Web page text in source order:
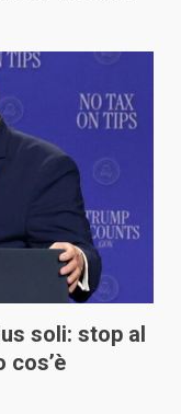
soli: stop al
cos’è